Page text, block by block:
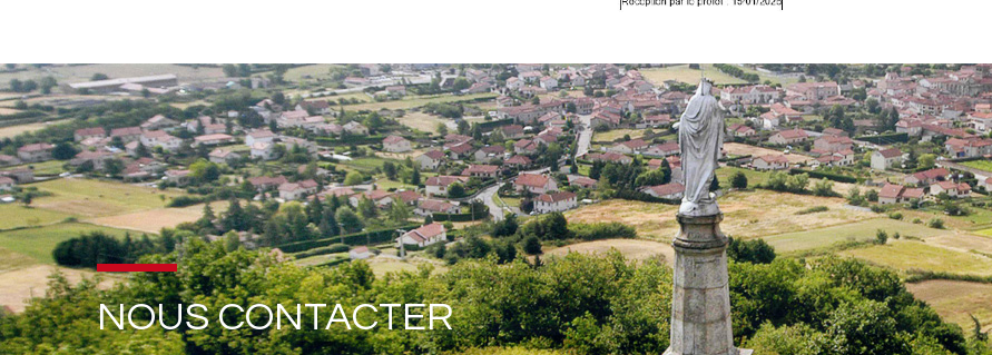
NOUS CONTACTER